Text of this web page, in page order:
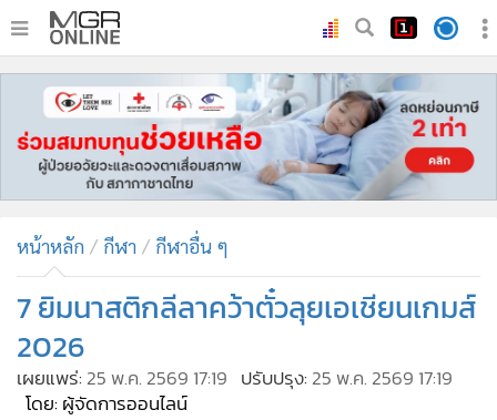
หน้าหลัก
ทันเหตุการณ์
• ภาคใต้
• บันเทิง
ผู้จัดการรายวัน
•
คอลัมนิสต์
• ละคร
CbizReview
หน้าหลัก กีฬา กีฬาอื่น ๆ
7 ยิมนาสติกลีลาคว้าตั๋วลุยเอเชียนเกมส์
2026
เผยแพร่: 25 พ.ค. 2569 17:19 ปรับปรุง: 25 พ.ค. 2569 17:19
โดย: ผู้จัดการออนไลน์